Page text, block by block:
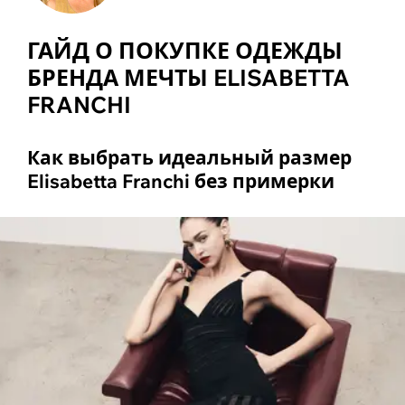
ГАЙД О ПОКУПКЕ ОДЕЖДЫ
БРЕНДА МЕЧТЫ ELISABETTA
FRANCHI
Как выбрать идеальный размер
Elisabetta Franchi без примерки